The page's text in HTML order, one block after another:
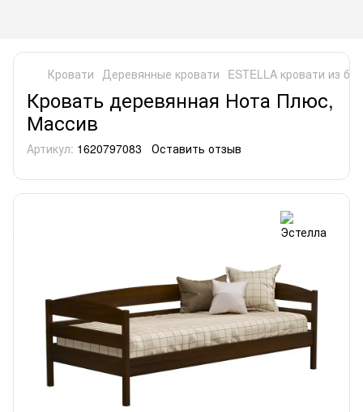
Кровати Деревянные кровати ESTELLA кровати из
Кровать деревянная Нота Плюс,
Массив
Артикул: 1620797083 Оставить отзыв